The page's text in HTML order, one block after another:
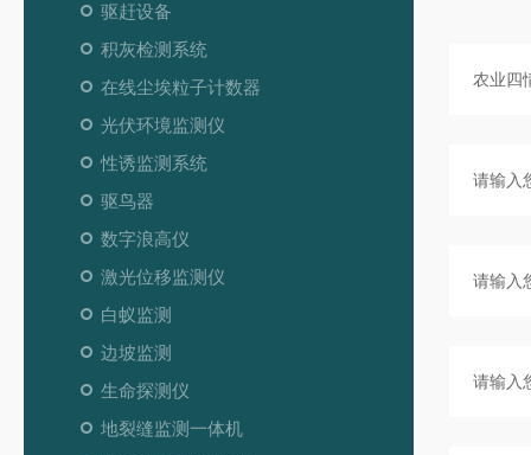
驱赶设备
积灰检测系统
在线尘埃粒子计数器
光伏环境监测仪
性诱监测系统
驱鸟器
数字浪高仪
激光位移监测仪
白蚁监测
边坡监测
生命探测仪
地裂缝监测一体机